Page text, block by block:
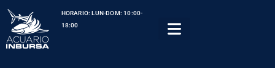
HORARIO: LUN-DOM: 10:00-
18:00